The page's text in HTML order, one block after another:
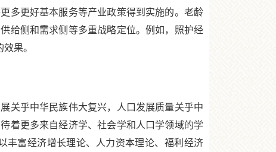
多更好基本服务等产业政策得到实施的。老龄
给侧和需求侧等多重战略定位。例如，照护经
果。
关乎中华民族伟大复兴，人口发展质量关乎中
着更多来自经济学、社会学和人口学领域的学
丰富经济增长理论、人力资本理论、福利经济